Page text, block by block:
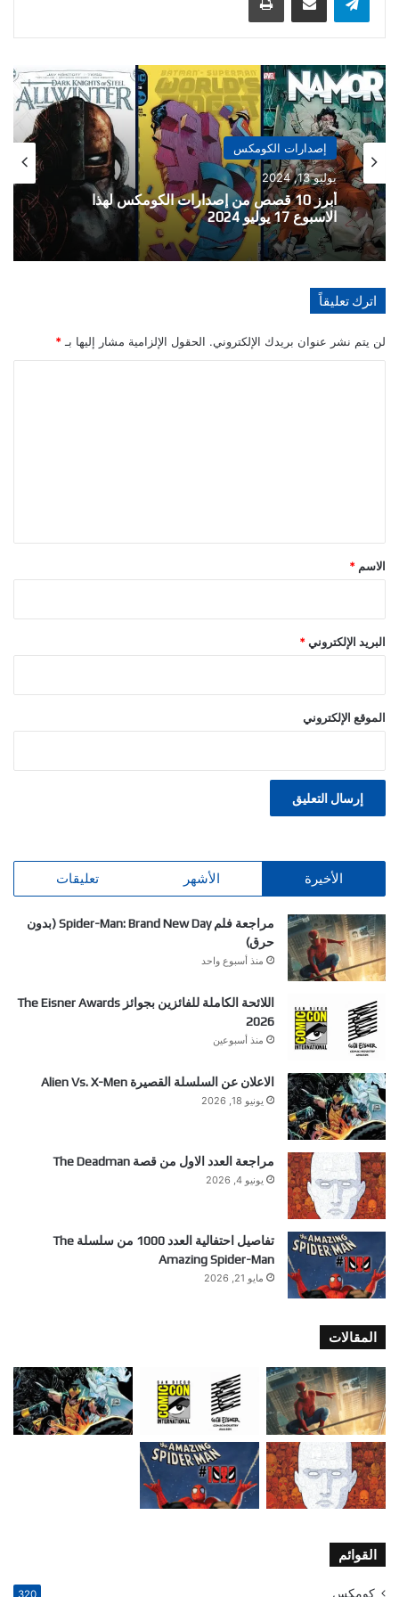
إصدارات الكومكس
يوليو 6, 2024
أبرز 10 قصص من إصدارات الكومكس لهذا
الاسبوع 10 يوليو 2024
اترك تعليقاً
لن يتم نشر عنوان بريدك الإلكتروني. الحقول الإلزامية مشار إليها بـ *
*
الاسم *
البريد الإلكتروني *
الموقع الإلكتروني
الأخيرة الأشهر تعليقات
مراجعة فلم Spider-Man: Brand New Day (بدون
حرق)
منذ أسبوع واحد
اللائحة الكاملة للفائزين بجوائز The Eisner Awards
2026
منذ أسبوعين
الاعلان عن السلسلة القصيرة Alien Vs. X-Men
يونيو 18, 2026
مراجعة العدد الاول من قصة The Deadman
يونيو 4, 2026
تفاصيل احتفالية العدد 1000 من سلسلة The
Amazing Spider-Man
مايو 21, 2026
المقالات
القوائم
كومكس